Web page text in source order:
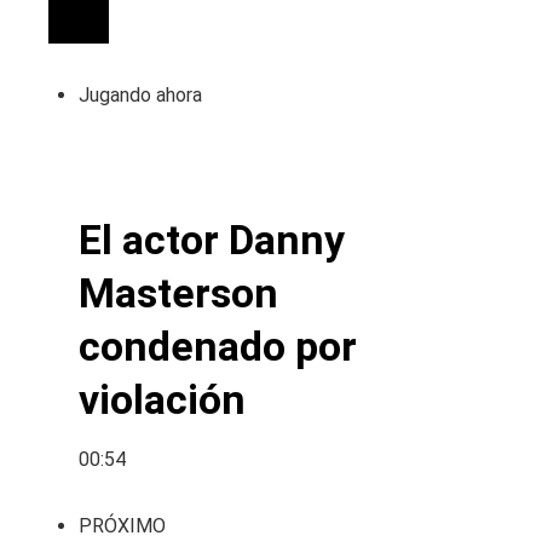
Jugando ahora
El actor Danny
Masterson
condenado por
violación
00:54
PRÓXIMO